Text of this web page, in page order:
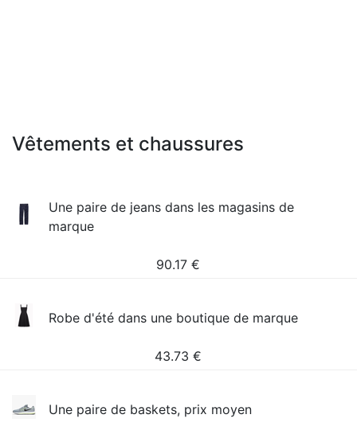
Vêtements et chaussures
Une paire de jeans dans les magasins de
marque
90.17 €
Robe d'été dans une boutique de marque
43.73 €
Une paire de baskets, prix moyen